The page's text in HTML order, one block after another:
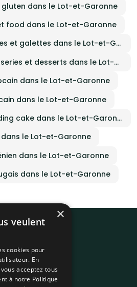
gluten dans le Lot-et-Garonne
food dans le Lot-et-Garonne
Traiteur cuisine crêpes et galettes dans le Lot-et-Garonne
Traiteur cuisine pâtisseries et desserts dans le Lot-et-Garonne
dans le Lot-et-Garonne
dans le Lot-et-Garonne
Traiteur cuisine wedding cake dans le Lot-et-Garonne
le Lot-et-Garonne
dans le Lot-et-Garonne
dans le Lot-et-Garonne
×
veulent
cookies pour
En
acceptez tous
à notre Politique